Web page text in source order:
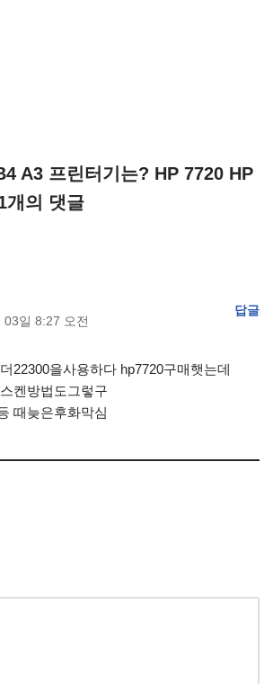
A3 프린터기는? HP 7720 HP
개의 댓글
일 8:27 오전
답글
22300을사용하다 hp7720구매햇는데
켄방법도그렇구
때늦은후화막심